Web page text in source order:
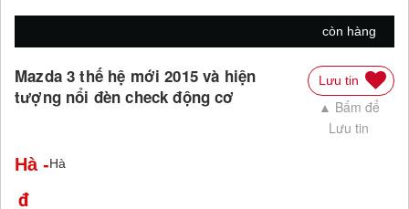
còn hàng
Lưu tin
Mazda 3 thế hệ mới 2015 và hiện
tượng nổi đèn check động cơ
▲ Bấm để
Lưu tin
Hà -Hà